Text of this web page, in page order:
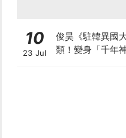
10
23 Jul
俊昊《駐韓異國
類！變身「千年